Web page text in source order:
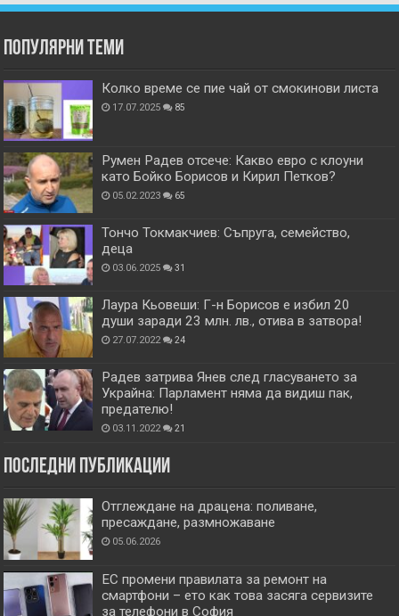
Популярни теми
Колко време се пие чай от смокинови листа
17.07.2025 85
Румен Радев отсече: Какво евро с клоуни
като Бойко Борисов и Кирил Петков?
05.02.2023 65
Тончо Токмакчиев: Съпруга, семейство,
деца
03.06.2025 31
Лаура Кьовеши: Г-н Борисов е избил 20
души заради 23 млн. лв., отива в затвора!
27.07.2022 24
Радев затрива Янев след гласуването за
Украйна: Парламент няма да видиш пак,
предателю!
03.11.2022 21
Последни публикации
Отглеждане на драцена: поливане,
пресаждане, размножаване
05.06.2026
ЕС промени правилата за ремонт на
смартфони – ето как това засяга сервизите
за телефони в София